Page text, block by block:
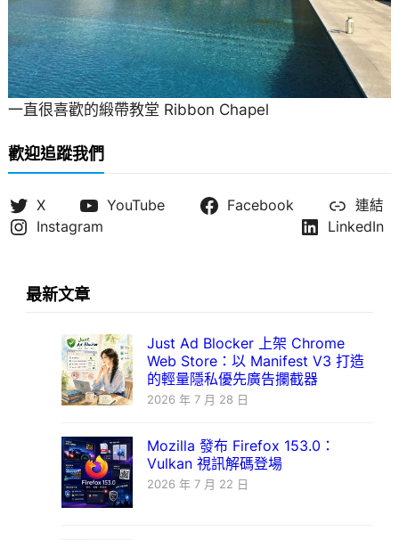
一直很喜歡的緞帶教堂 Ribbon Chapel
歡迎追蹤我們
X YouTube Facebook
連結
Instagram
LinkedIn
最新文章
Just Ad Blocker 上架 Chrome
Web Store：以 Manifest V3 打造
的輕量隱私優先廣告攔截器
2026 年 7 月 28 日
Mozilla 發布 Firefox 153.0：
Vulkan 視訊解碼登場
2026 年 7 月 22 日